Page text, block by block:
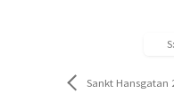
Sankt Hansgatan